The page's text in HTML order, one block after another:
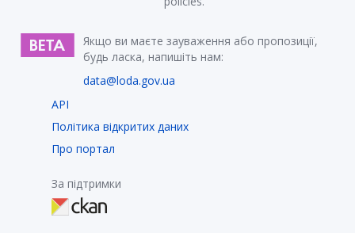
Якщо ви маєте зауваження або пропозиції,
будь ласка, напишіть нам:
data@loda.gov.ua
API
Політика відкритих даних
Про портал
За підтримки